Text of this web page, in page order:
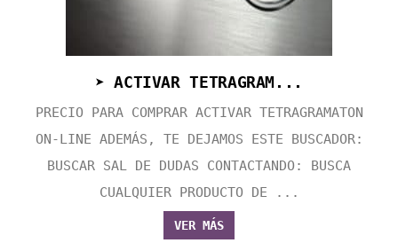
➤ ACTIVAR TETRAGRAM...
PRECIO PARA COMPRAR ACTIVAR TETRAGRAMATON
ON-LINE ADEMÁS, TE DEJAMOS ESTE BUSCADOR:
BUSCAR SAL DE DUDAS CONTACTANDO: BUSCA
CUALQUIER PRODUCTO DE ...
VER MÁS